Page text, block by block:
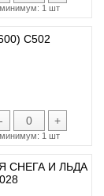
минимум: 1 шт
С502
- +
минимум: 1 шт
СНЕГА И ЛЬДА